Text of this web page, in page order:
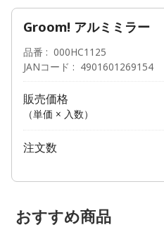
Groom! アルミミラー
品番
000HC1125
JANコード
4901601269154
販売価格
（単価 × 入数）
注文数
おすすめ商品